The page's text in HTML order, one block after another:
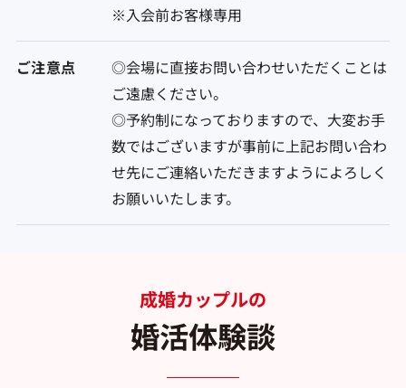
※入会前お客様専用
ご注意点
◎会場に直接お問い合わせいただくことは
ご遠慮ください。
◎予約制になっておりますので、大変お手
数ではございますが事前に上記お問い合わ
せ先にご連絡いただきますようによろしく
お願いいたします。
成婚カップルの
婚活体験談